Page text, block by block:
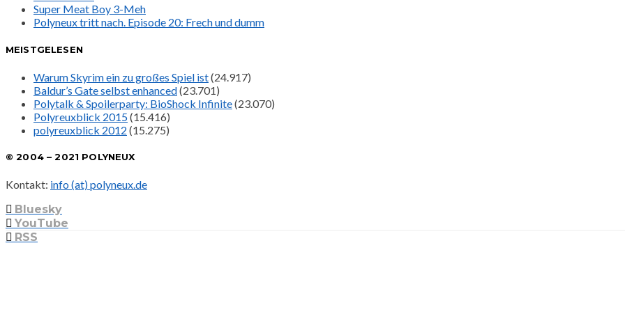
Super Meat Boy 3-Meh
Polyneux tritt nach. Episode 20: Frech und dumm
MEISTGELESEN
Warum Skyrim ein zu großes Spiel ist(24.917)
Baldur’s Gate selbst enhanced(23.701)
Polytalk & Spoilerparty: BioShock Infinite(23.070)
Polyreuxblick 2015(15.416)
polyreuxblick 2012 (15.275)
© 2004 – 2021 POLYNEUX
Kontakt: info (at) polyneux.de
Bluesky
YouTube
RSS